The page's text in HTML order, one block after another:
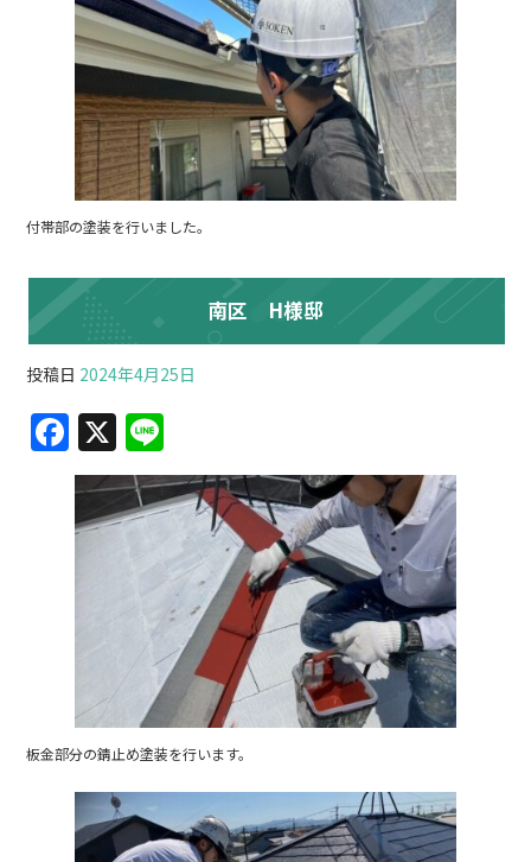
付帯部の塗装を行いました。
南区 H様邸
投稿日 2024年4月25日
F
a
c
e
k
X
n
e
板金部分の錆止め塗装を行います。